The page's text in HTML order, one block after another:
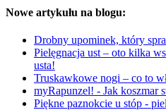
Nowe artykułu na blogu:
Drobny upominek, który
Pielęgnacja ust – oto kilka
usta!
Truskawkowe nogi – co to
myRapunzel! - Jak koszmar
Piękne paznokcie u stóp -